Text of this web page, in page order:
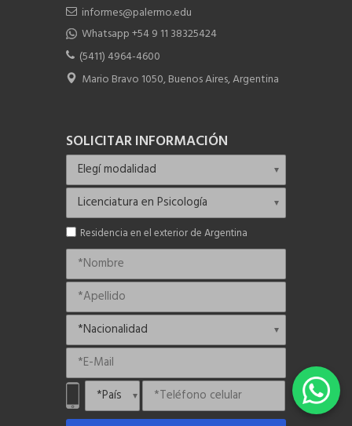
informes@palermo.edu
Whatsapp +54 9 11 38325424
(5411) 4964-4600
Mario Bravo 1050, Buenos Aires, Argentina
SOLICITAR INFORMACIÓN
Residencia en el exterior de Argentina